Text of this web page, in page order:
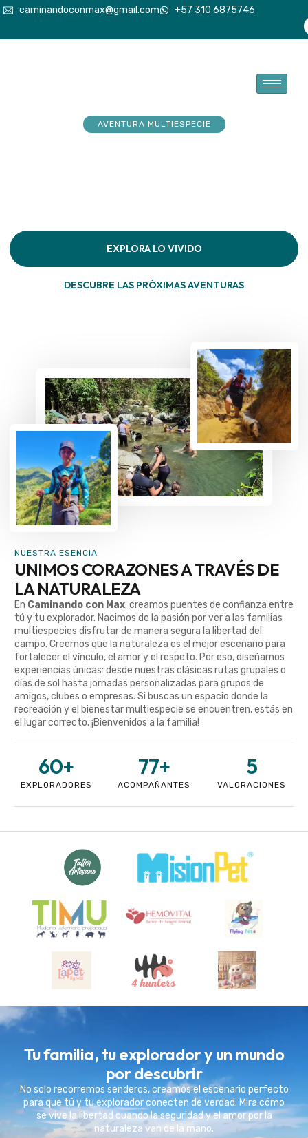
caminandoconmax@gmail.com +57 310 6875746
AVENTURA MULTIESPECIE
EXPLORA LO VIVIDO
DESCUBRE LAS PRÓXIMAS AVENTURAS
NUESTRA ESENCIA
UNIMOS CORAZONES A TRAVÉS DE
LA NATURALEZA
En Caminando con Max, creamos puentes de confianza entre
tú y tu explorador. Nacimos de la pasión por ver a las familias
multiespecies disfrutar de manera segura la libertad del
campo. Creemos que la naturaleza es el mejor escenario para
fortalecer el vínculo, el amor y el respeto. Por eso, diseñamos
experiencias únicas: desde nuestras clásicas rutas grupales o
días de sol hasta jornadas personalizadas para grupos de
amigos, clubes o empresas. Si buscas un espacio donde la
recreación y el bienestar multiespecie se encuentren, estás en
el lugar correcto. ¡Bienvenidos a la familia!
EXPLORADORES
60+
ACOMPAÑANTES
77+
VALORACIONES
5
Tu familia, tu explorador y un mundo
por descubrir
No solo recorremos senderos, creamos el escenario perfecto
para que tú y tu explorador conecten de verdad. Mira cómo
se vive la libertad cuando la seguridad y el amor por la
naturaleza van de la mano.